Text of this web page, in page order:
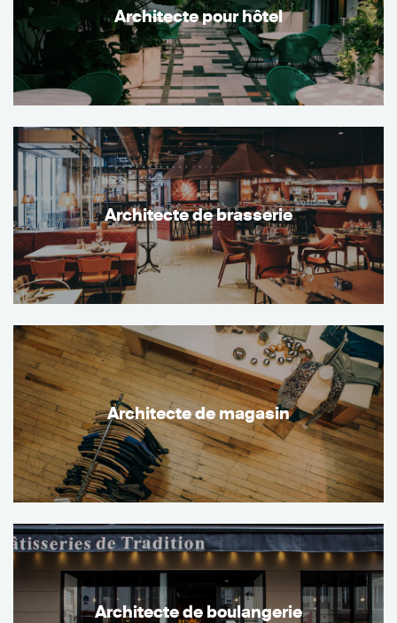
Architecte pour hôtel
Architecte de brasserie
Architecte de magasin
Architecte de boulangerie